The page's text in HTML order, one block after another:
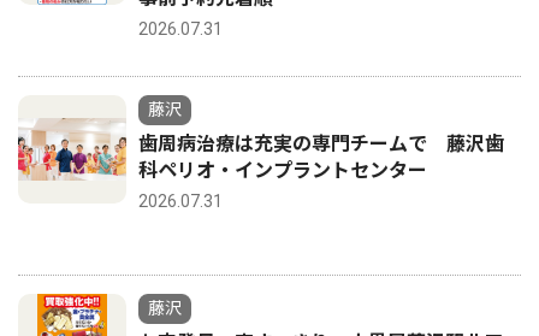
2026.07.31
藤沢
歯周病治療は充実の専門チームで 藤沢歯
科ペリオ・インプラントセンター
2026.07.31
藤沢